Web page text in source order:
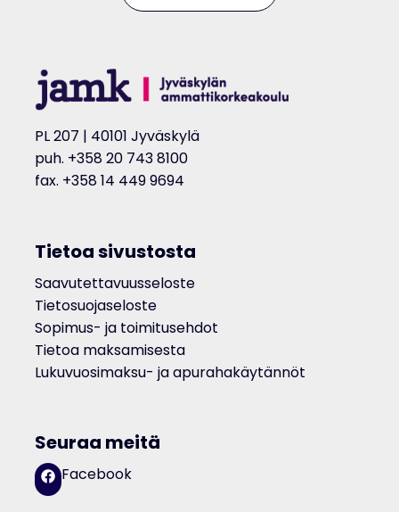
PL 207 | 40101 Jyväskylä
puh. +358 20 743 8100
fax. +358 14 449 9694
Tietoa sivustosta
Saavutettavuusseloste
Tietosuojaseloste
Sopimus- ja toimitusehdot
Tietoa maksamisesta
Lukuvuosimaksu- ja apurahakäytännöt
Seuraa meitä
Facebook